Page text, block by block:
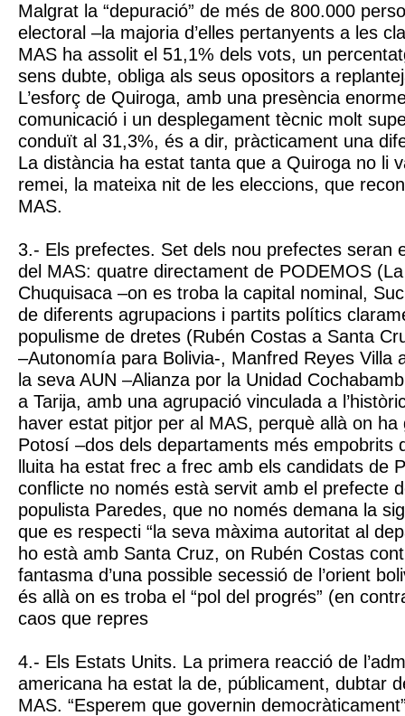
Malgrat la “depuració” de més de 800.000
electoral –la majoria d’elles pertanyents a les
MAS ha assolit el 51,1% dels vots, un
sens dubte, obliga als seus opositors a
L’esforç de Quiroga, amb una presència
comunicació i un desplegament tècnic molt
conduït al 31,3%, és a dir, pràcticament una
La distància ha estat tanta que a Quiroga no li
remei, la mateixa nit de les eleccions, que
MAS.
3.- Els prefectes. Set dels nou prefectes seran
del MAS: quatre directament de PODEMOS
Chuquisaca –on es troba la capital nominal,
de diferents agrupacions i partits polítics
populisme de dretes (Rubén Costas a Santa
–Autonomía para Bolivia-, Manfred Reyes Villa
la seva AUN –Alianza por la Unidad
a Tarija, amb una agrupació vinculada a
haver estat pitjor per al MAS, perquè allà on
Potosí –dos dels departaments més empobrits
lluita ha estat frec a frec amb els candidats de
conflicte no només està servit amb el prefecte
populista Paredes, que no només demana la
que es respecti “la seva màxima autoritat al
ho està amb Santa Cruz, on Rubén Costas
fantasma d’una possible secessió de l’orient
és allà on es troba el “pol del progrés” (en
caos que repres
4.- Els Estats Units. La primera reacció de
americana ha estat la de, públicament, dubtar
MAS. “Esperem que governin